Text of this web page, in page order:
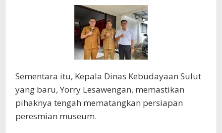
Sementara itu, Kepala Dinas Kebudayaan Sulut
yang baru, Yorry Lesawengan, memastikan
pihaknya tengah mematangkan persiapan
peresmian museum.